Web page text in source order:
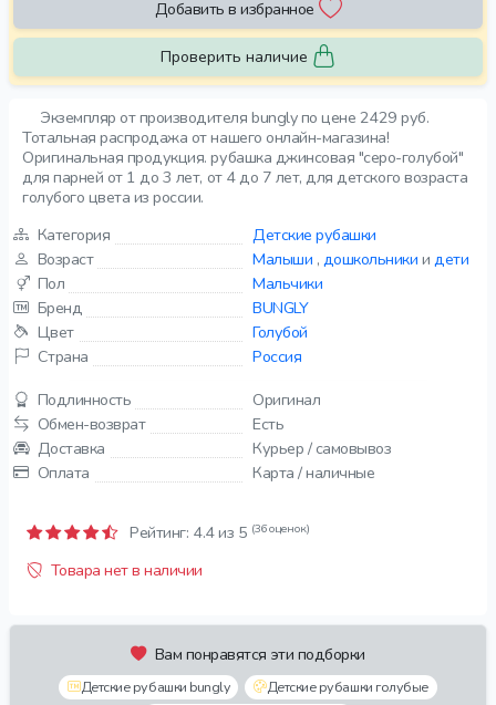
Экземпляр от производителя bungly по цене 2429 руб.
Тотальная распродажа от нашего онлайн-магазина!
Оригинальная продукция. рубашка джинсовая "серо-голубой"
для парней от 1 до 3 лет, от 4 до 7 лет, для детского возраста
голубого цвета из россии.
Категория
Детские рубашки
Возраст
Малыши , дошкольники и дети
Пол
Мальчики
Бренд
BUNGLY
Цвет
Голубой
Страна
Россия
Подлинность
Оригинал
Обмен-возврат
Есть
Доставка
Курьер / самовывоз
Оплата
Карта / наличные
Рейтинг: 4.4из 5 (36 оценок)
Товара нет в наличии
Вам понравятся эти подборки
Детские рубашки bungly
Детские рубашки голубые
Добавить в избранное
Проверить наличие